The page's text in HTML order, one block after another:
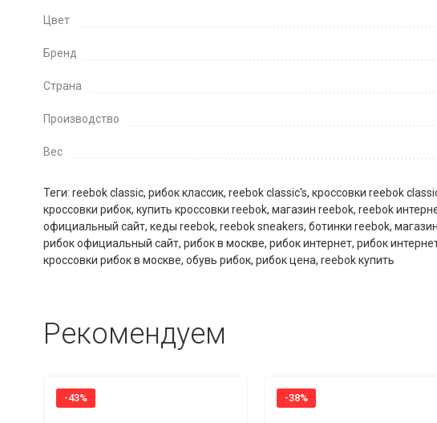
Цвет
Бренд
Страна
Производство
Вес
Теги: reebok classic, рибок классик, reebok classic's, кроссовки reebok
кроссовки рибок, купить кроссовки reebok, магазин reebok, reebok
официальный сайт, кеды reebok, reebok sneakers, ботинки reebok,
рибок официальный сайт, рибок в москве, рибок интернет, рибок
кроссовки рибок в москве, обувь рибок, рибок цена, reebok купить
Рекомендуем
-43% -38%